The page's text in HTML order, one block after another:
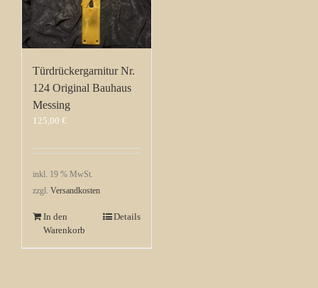
Türdrückergarnitur Nr.
124 Original Bauhaus
Messing
125,00 €
inkl. 19 % MwSt.
zzgl. Versandkosten
In den
Warenkorb
Details